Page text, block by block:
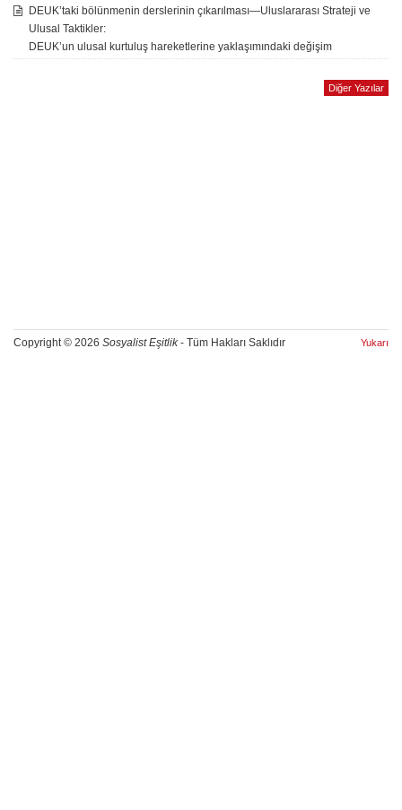
DEUK’taki bölünmenin derslerinin çıkarılması—Uluslararası Strateji ve
Ulusal Taktikler:
DEUK’un ulusal kurtuluş hareketlerine yaklaşımındaki değişim
Diğer Yazılar
Copyright © 2026 Sosyalist Eşitlik- Tüm Hakları Saklıdır Yukarı